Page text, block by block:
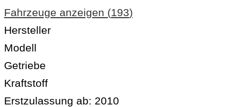
Fahrzeuge anzeigen (193)
Hersteller
Modell
Getriebe
Kraftstoff
Erstzulassung ab: 2010